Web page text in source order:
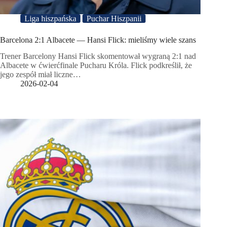
Liga hiszpańska Puchar Hiszpanii
Barcelona 2:1 Albacete — Hansi Flick: mieliśmy wiele szans
Trener Barcelony Hansi Flick skomentował wygraną 2:1 nad
Albacete w ćwierćfinale Pucharu Króla. Flick podkreślił, że
jego zespół miał liczne…
2026-02-04